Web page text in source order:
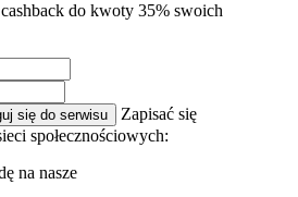
do kwoty 35% swoich
się do serwisu
Zapisać się
społecznościowych:
na nasze